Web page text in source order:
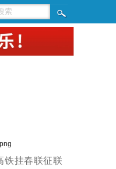
铁挂春联征联